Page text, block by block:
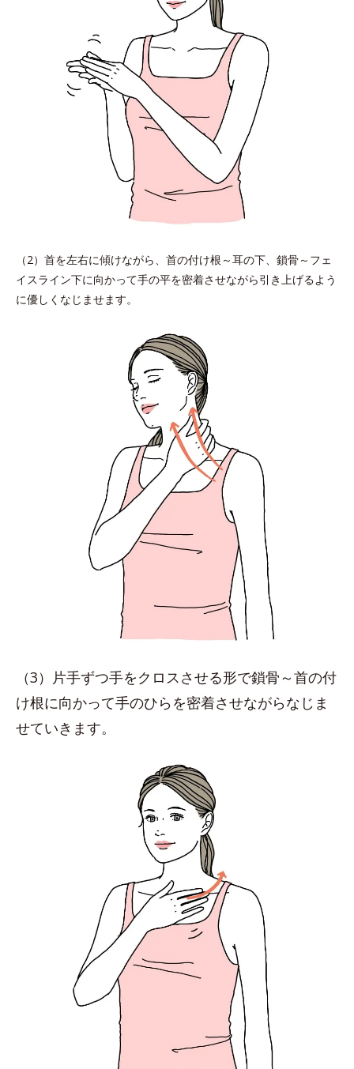
（2）首を左右に傾けながら、首の付け根～耳の下、鎖骨～フェ
イスライン下に向かって手の平を密着させながら引き上げるよう
に優しくなじませます。
（3）片手ずつ手をクロスさせる形で鎖骨～首の付
け根に向かって手のひらを密着させながらなじま
せていきます。